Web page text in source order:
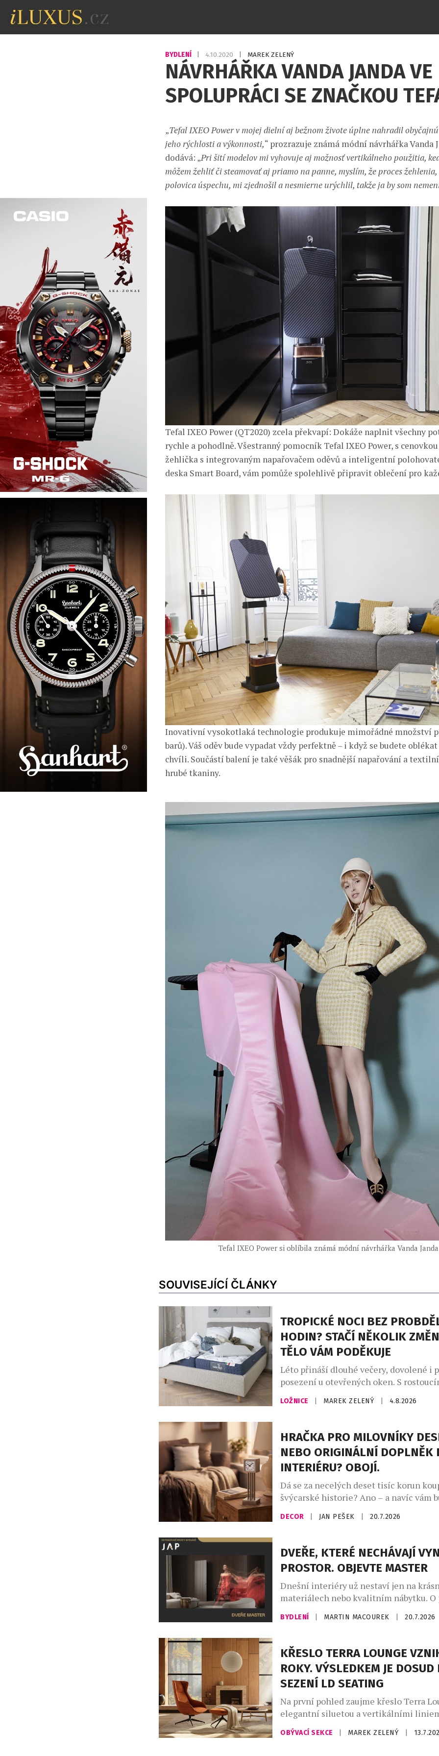
BYDLENÍ 4.10.2020 MAREK ZELENÝ
NÁVRHÁŘKA VANDA JANDA VE
SPOLUPRÁCI SE ZNAČKOU
„Tefal IXEO Power v mojej dielní aj bežnom živote úplne nahradil
jeho rýchlosti a výkonnosti,“ prozrazuje známá módní návrhářka Vanda
dodává: „Pri šití modelov mi vyhovuje aj možnosť vertikálneho použitia,
môžem žehliť či steamovať aj priamo na panne, myslím, že proces
polovica úspechu, mi zjednošil a nesmierne urýchlil, takže ja by som
Tefal IXEO Power (QT2020) zcela překvapí: Dokáže naplnit všechny
rychle a pohodlně. Všestranný pomocník Tefal IXEO Power, s cenovkou
žehlička s integrovaným napařovačem oděvů a inteligentní
deska Smart Board, vám pomůže spolehlivě připravit oblečení pro
Inovativní vysokotlaká technologie produkuje mimořádné množství
barů). Váš oděv bude vypadat vždy perfektně – i když se budete
chvíli. Součástí balení je také věšák pro snadnější napařování a
hrubé tkaniny.
Tefal IXEO Power si oblíbila známá módní návrhářka Vanda
SOUVISEJÍCÍ ČLÁNKY
TROPICKÉ NOCI BEZ
HODIN? STAČÍ NĚKOLIK
TĚLO VÁM PODĚKUJE
Léto přináší dlouhé večery, dovolené i
posezení u otevřených oken. S
ale přichází i méně vítaná stránka
neklidné noci. Převalování v posteli,
A ráno? Místo odpočinku přichází
teploty totiž ovlivňují nejen to, jak
ale i […]
LOŽNICE MAREK ZELENÝ 4.8.2026
HRAČKA PRO MILOVNÍKY
NEBO ORIGINÁLNÍ DOPLNĚK
INTERIÉRU? OBOJÍ.
Dá se za necelých deset tisíc korun
švýcarské historie? Ano – a navíc vám
den ukazovat čas. Novinka Zurich
Clock – Miniature Edition od slavné
orientačních bodů curyšského
podoby stolního objektu, který
designového doplňku, sběratelského
DECOR JAN PEŠEK 20.7.2026
DVEŘE, KTERÉ NECHÁVAJÍ
PROSTOR. OBJEVTE MASTER
Dnešní interiéry už nestaví jen na
materiálech nebo kvalitním nábytku.
charakteru rozhodují především
které vytvářejí harmonický celek.
že i dveře mohou být výrazným
prvkem. Díky provedení od podlahy až
čistému minimalistickému designu a
neomezeným možnostem
BYDLENÍ MARTIN MACOUREK 20.7.2026
KŘESLO TERRA LOUNGE
ROKY. VÝSLEDKEM JE DOSUD
SEZENÍ LD SEATING
Na první pohled zaujme křeslo Terra
elegantní siluetou a vertikálními
zdánlivě jednoduchým tvarem však
vývoje, hledání nových konstrukčních
OBÝVACÍ SEKCE MAREK ZELENÝ